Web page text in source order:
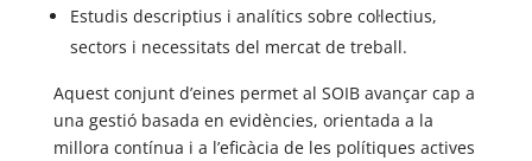
Estudis descriptius i analítics sobre col·lectius,
sectors i necessitats del mercat de treball.
Aquest conjunt d’eines permet al SOIB avançar cap a
una gestió basada en evidències, orientada a la
millora contínua i a l’eficàcia de les polítiques actives